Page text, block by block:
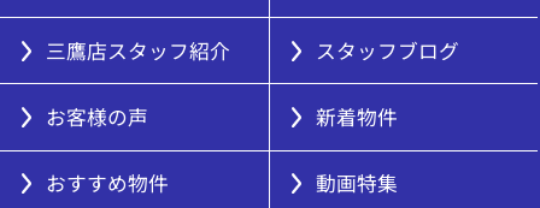
三鷹店スタッフ紹介 スタッフブログ
お客様の声 新着物件
おすすめ物件 動画特集